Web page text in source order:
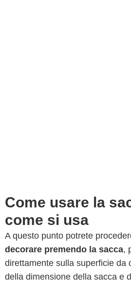
Come usare la
come si usa
A questo punto potrete
decorare premendo la sacca,
direttamente sulla superficie da
della dimensione della sacca e